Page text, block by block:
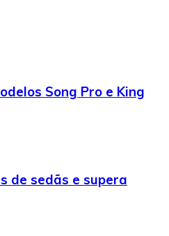
Song Pro e King
de sedãs e supera